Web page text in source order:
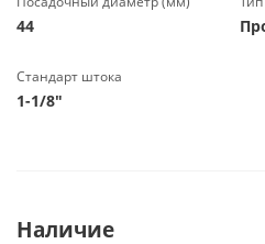
44
Стандарт штока
1-1/8"
Наличие